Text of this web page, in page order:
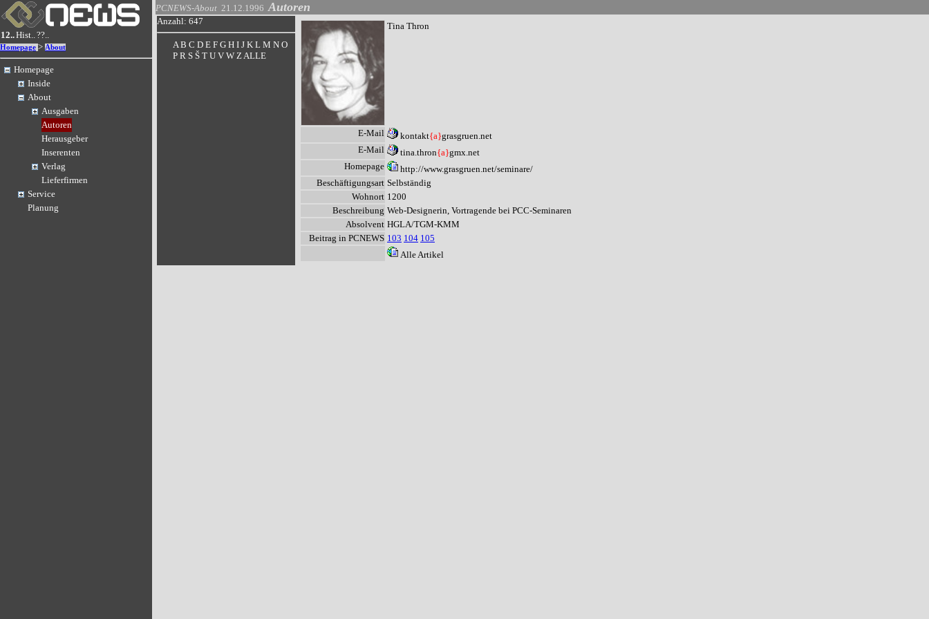
12..Hist..??..
Homepage > About
Homepage
Inside
About
Ausgaben
Autoren
Herausgeber
Inserenten
Verlag
Lieferfirmen
Service
Planung
PCNEWS-About 21.12.1996 Autoren
Anzahl: 647
A B C D E F G H I J K L M N O
P R S Š T U V W ZALLE
Tina Thron
E-Mail kontakt{a}grasgruen.net
E-Mail
tina.thron{a}gmx.net
Homepage
http://www.grasgruen.net/seminare/
Beschäftigungsart Selbständig
Wohnort 1200
Beschreibung Web-Designerin, Vortragende bei PCC-Seminaren
Absolvent HGLA/TGM-KMM
Beitrag in PCNEWS 103 104 105
Alle Artikel